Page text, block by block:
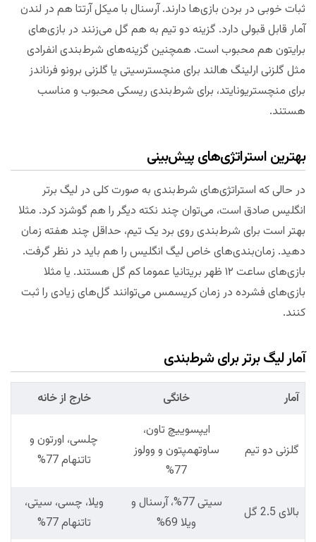
ثبات خوبی در بردن بازی‌ها دارند. آرسنال با میکل آرتتا هم در لندن
آمار قابل قبولی دارد. گزینه دو تیم به هم گل می‌زنند در بازی‌های
برایتون هم محبوب است. همچنین گزینه‌های شرط‌بندی انفرادی
مثل گلزنی ارلینگ هالند برای منچسترسیتی یا گلزنی برونو فرناندز
برای منچستریونایتد، برای شرط‌بندی ریسکی محبوب و مناسب
هستند.
بهترین استراتژی‌های پیش‌بینی
در حالی که استراتژی‌های شرط‌بندی به صورت کلی در لیگ برتر
انگلیس صادق است، می‌توان چند نکته دیگر را هم گوشزد کرد. مثلا
بهتر است برای شرط‌بندی روی برد یک تیم، حداقل چند هفته زمان
دهید. زمان‌بندی‌های خاص لیگ انگلیس را هم باید در نظر گرفت.
بازی‌های ساعت ۱۲ ظهر بریتانیا عموما کم گل هستند. یا مثلا
بازی‌های فشرده در زمان کریسمس می‌توانند گل‌های زیادی را ثبت
کنند.
آمار لیگ برتر برای شرط‌بندی
آمار خانگی خارج از خانه
گلزنی دو تیم
ایپسوییچ تاون،
ساوتهمپتون و وولوز
77%
چلسی، اورتون و
تاتنهام 77%
بالای 2.5 گل
سیتی 77%، آرسنال و
ویلا 69%
ویلا، چسی، سیتی،
تاتنهام 77%